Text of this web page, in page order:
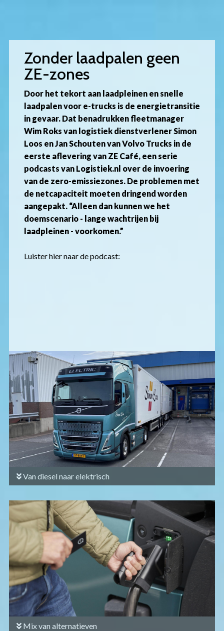
inhoud
gaan
Zonder laadpalen geen
ZE-zones
Door het tekort aan laadpleinen en snelle
laadpalen voor e-trucks is de energietransitie
in gevaar. Dat benadrukken fleetmanager
Wim Roks van logistiek dienstverlener Simon
Loos en Jan Schouten van Volvo Trucks in de
eerste aflevering van ZE Café, een serie
podcasts van Logistiek.nl over de invoering
van de zero-emissiezones. De problemen met
de netcapaciteit moeten dringend worden
aangepakt. “Alleen dan kunnen we het
doemscenario - lange wachtrijen bij
laadpleinen - voorkomen.”
Luister hier naar de podcast:
Van diesel naar elektrisch
Mix van alternatieven